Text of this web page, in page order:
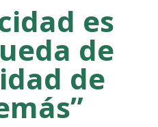
es
de
de